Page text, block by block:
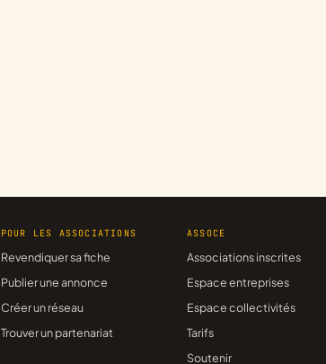
POUR LES ASSOCIATIONS
Revendiquer sa fiche
Publier une annonce
Créer un réseau
Trouver un partenariat
ASSOCE
Associations inscrites
Espace entreprises
Espace collectivités
Tarifs
Soutenir